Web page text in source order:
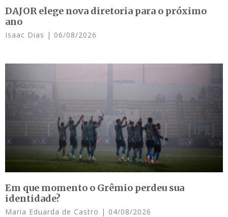
DAJOR elege nova diretoria para o próximo
ano
Isaac Dias 06/08/2026
Em que momento o Grêmio perdeu sua
identidade?
Maria Eduarda de Castro 04/08/2026